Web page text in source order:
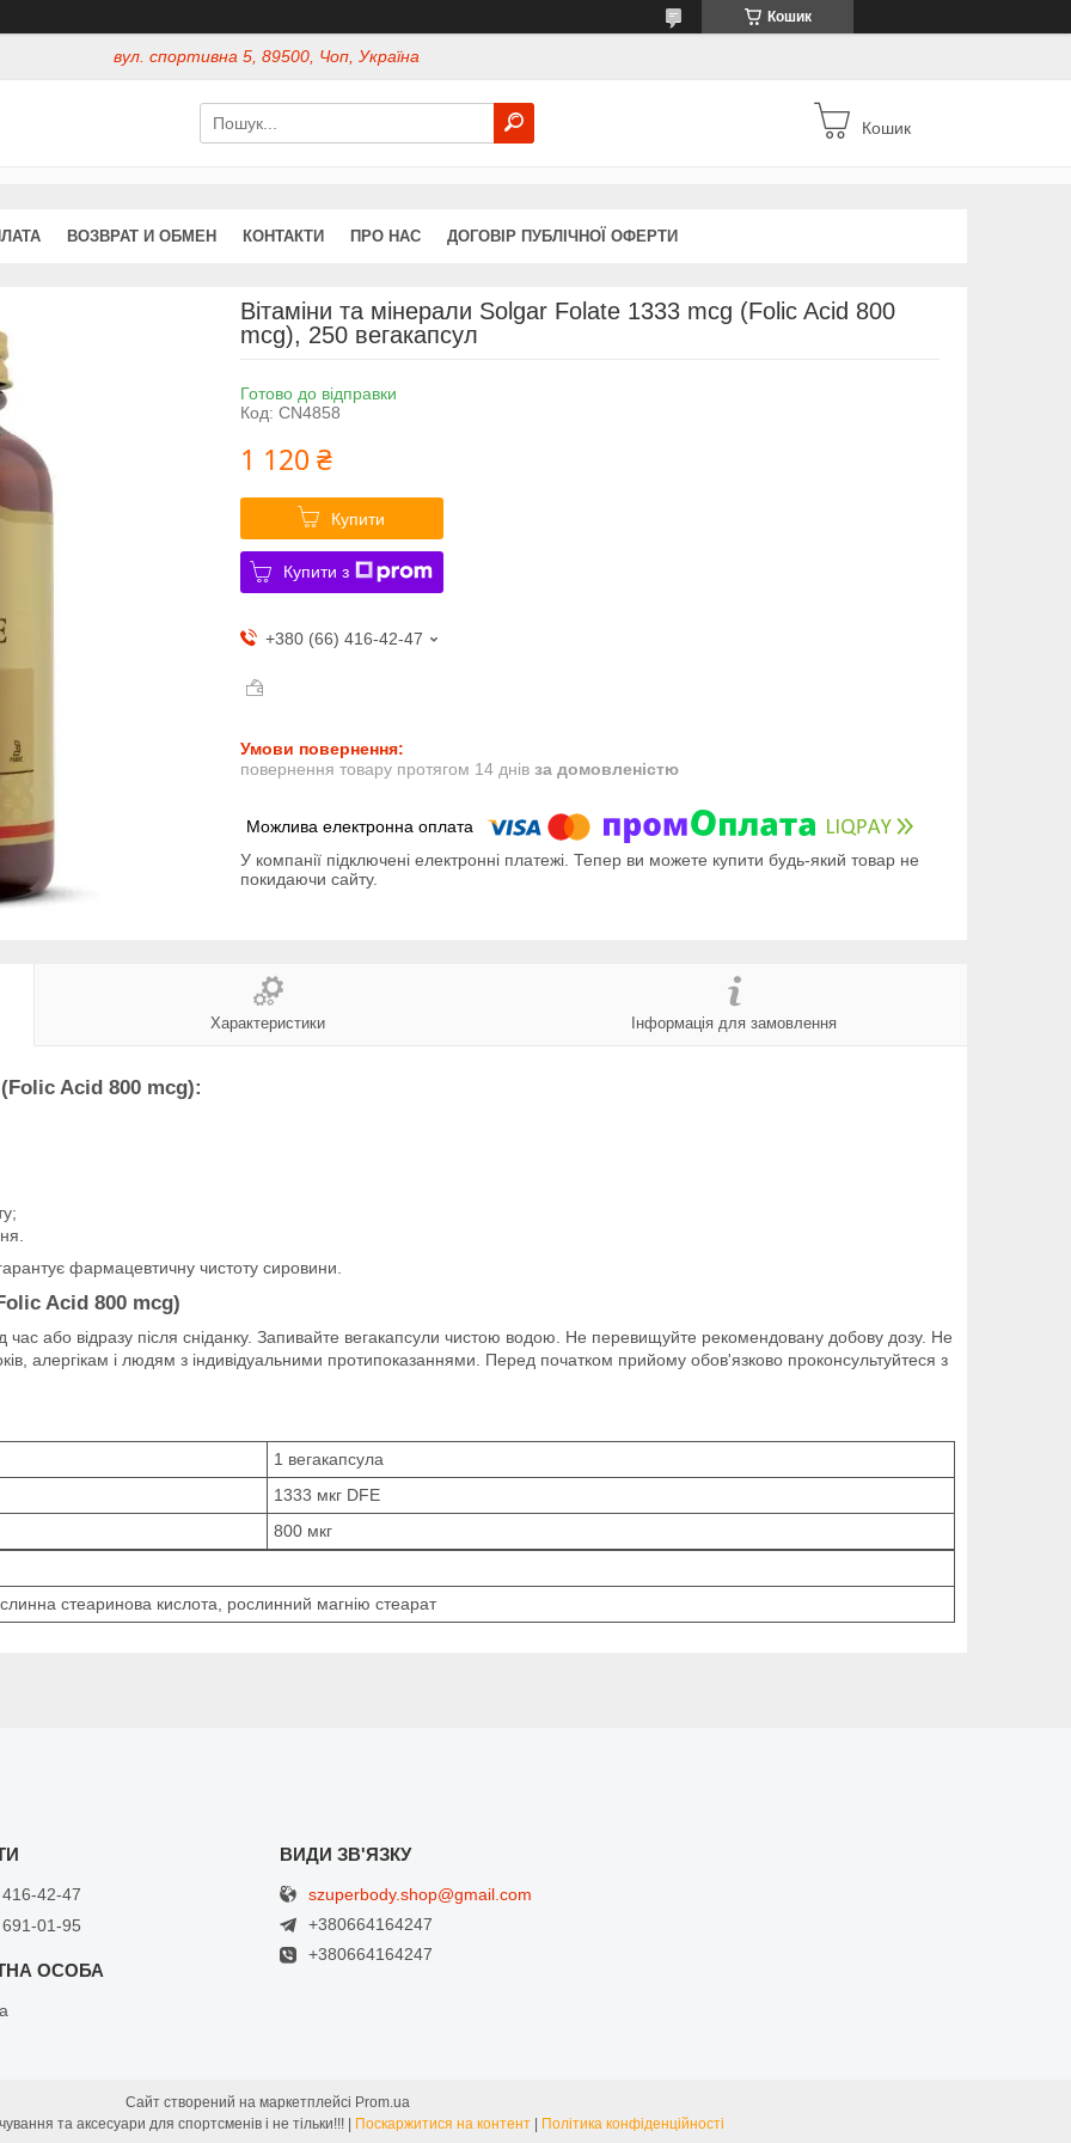
Кошик
вул. спортивна 5, 89500, Чоп, Україна
Кошик
ВОЗВРАТ И ОБМЕН КОНТАКТИ ПРО НАС ДОГОВІР ПУБЛІЧНОЇ ОФЕРТИ
Вітаміни та мінерали Solgar Folate 1333 mcg (Folic Acid 800
mcg), 250 вегакапсул
Готово до відправки
Код: CN4858
1 120 ₴
Купити
Купити з
+380 (66) 416-42-47
повернення товару протягом 14 днів за домовленістю
У компанії підключені електронні платежі. Тепер ви можете купити будь-який товар не
покидаючи сайту.
Характеристики Інформація для замовлення
Acid 800 mcg):
фармацевтичну чистоту сировини.
Acid 800 mcg)
або відразу після сніданку. Запивайте вегакапсули чистою водою. Не перевищуйте рекомендовану добову дозу. Не
алергікам і людям з індивідуальними протипоказаннями. Перед початком прийому обов'язково проконсультуйтеся з
1 вегакапсула
1333 мкг DFE
800 мкг
стеаринова кислота, рослинний магнію стеарат
42-47
01-95
szuperbody.shop@gmail.com
+380664164247
+380664164247
Сайт створений на маркетплейсі Prom.ua
Поскаржитися на контент Політика конфіденційності